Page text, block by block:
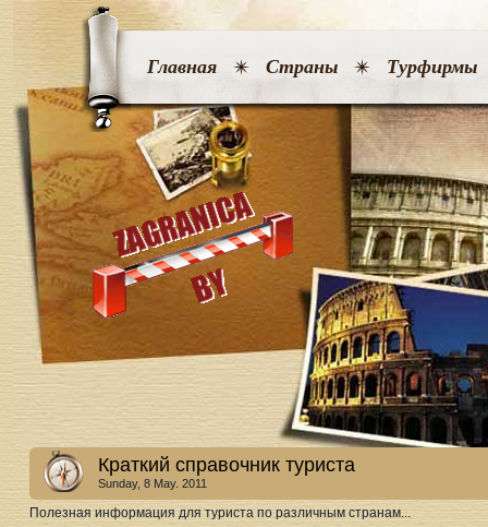
Главная Страны Турфирмы
Краткий справочник туриста
Sunday, 8 May. 2011
Полезная информация для туриста по различным странам...